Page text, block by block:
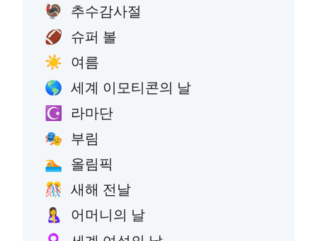
🦃 추수감사절
🏈 슈퍼 볼
☀️ 여름
🌎 세계 이모티콘의 날
☪️ 라마단
🎭 부림
🏊 올림픽
🎊 새해 전날
🤱 어머니의 날